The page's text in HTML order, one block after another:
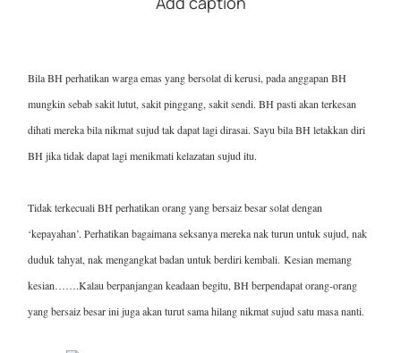
Bila BH perhatikan warga emas yang bersolat di kerusi, pada anggapan BH
mungkin sebab sakit lutut, sakit pinggang, sakit sendi. BH pasti akan terkesan
dihati mereka bila nikmat sujud tak dapat lagi dirasai. Sayu bila BH letakkan diri
BH jika tidak dapat lagi menikmati kelazatan sujud itu.
Tidak terkecuali BH perhatikan orang yang bersaiz besar solat dengan
‘kepayahan’. Perhatikan bagaimana seksanya mereka nak turun untuk sujud, nak
duduk tahyat, nak mengangkat badan untuk berdiri kembali. Kesian memang
kesian…….Kalau berpanjangan keadaan begitu, BH berpendapat orang-orang
yang bersaiz besar ini juga akan turut sama hilang nikmat sujud satu masa nanti.